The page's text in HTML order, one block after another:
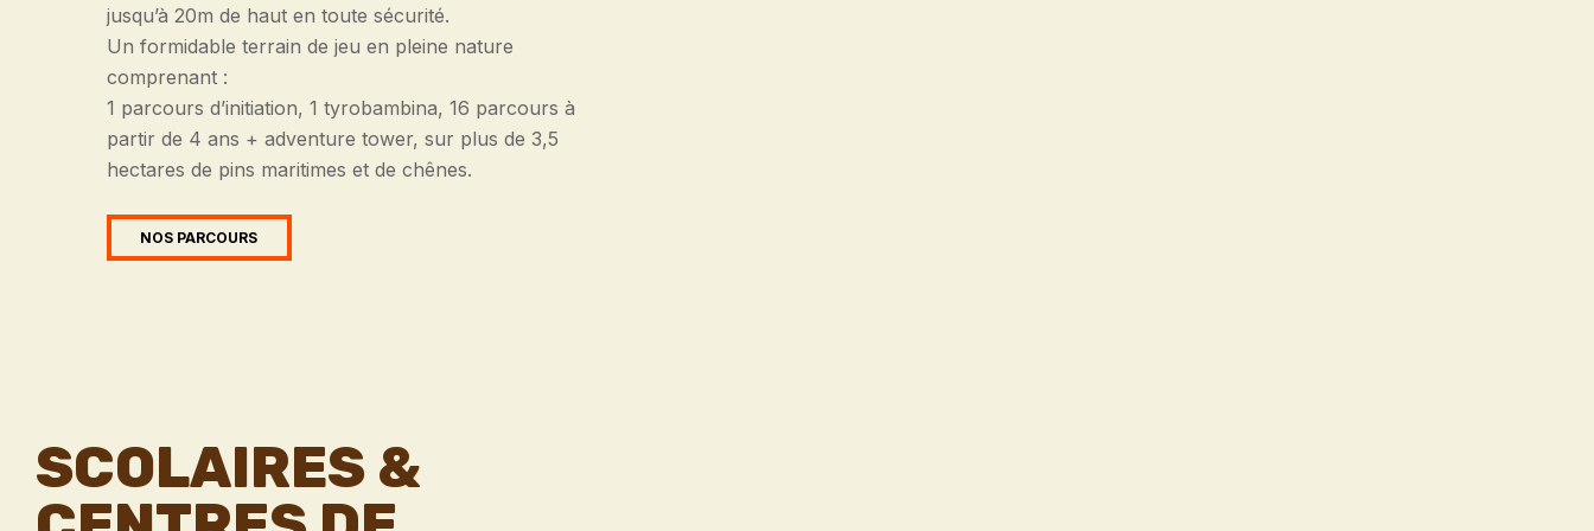
jusqu’à 20m de haut en toute sécurité.
Un formidable terrain de jeu en pleine nature
comprenant :
1 parcours d’initiation, 1 tyrobambina, 16 parcours à
partir de 4 ans + adventure tower, sur plus de 3,5
hectares de pins maritimes et de chênes.
NOS PARCOURS
SCOLAIRES &